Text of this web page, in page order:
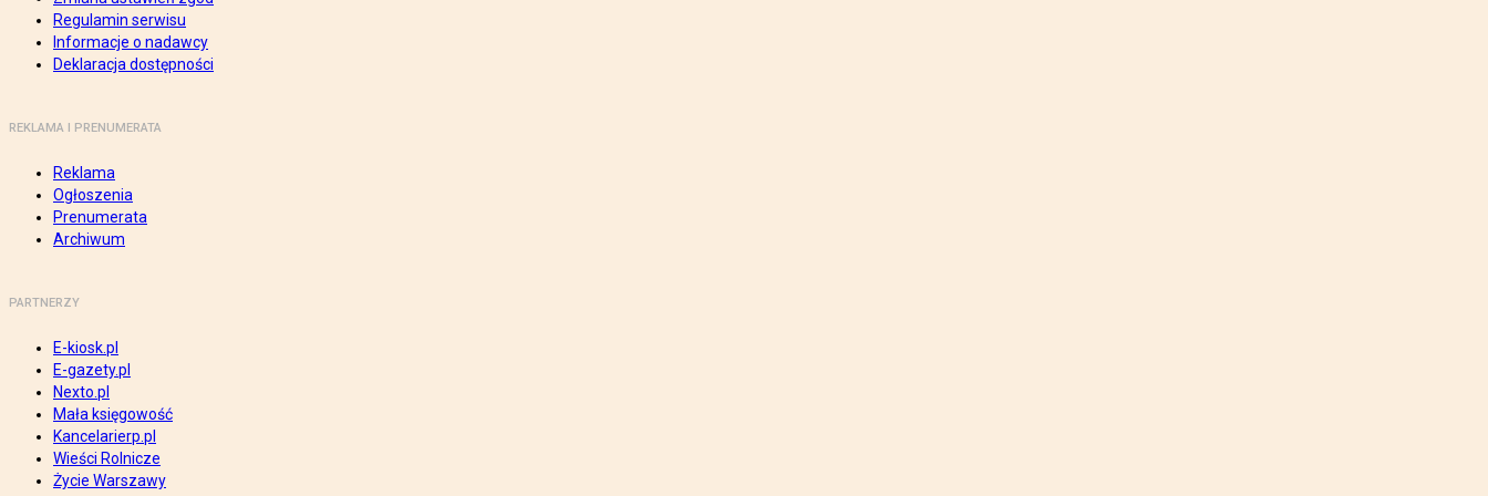
Regulamin serwisu
Informacje o nadawcy
Deklaracja dostępności
REKLAMA I PRENUMERATA
Reklama
Ogłoszenia
Prenumerata
Archiwum
PARTNERZY
E-kiosk.pl
E-gazety.pl
Nexto.pl
Mała księgowość
Kancelarierp.pl
Wieści Rolnicze
Życie Warszawy